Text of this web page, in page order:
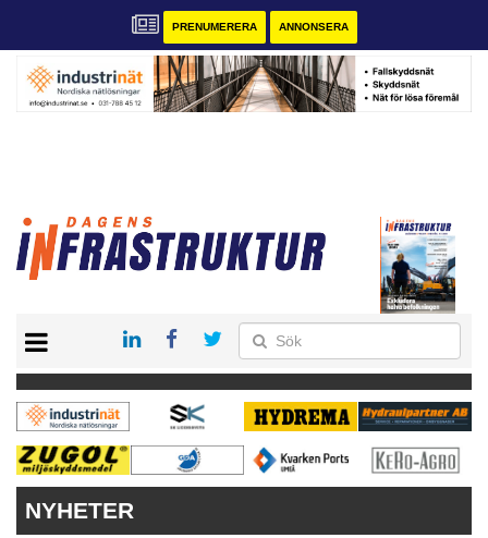
PRENUMERERA ANNONSERA
KONTAKT
VÅRA ANDRA MAGASIN
PRENUMERERA
ANNONSERA
NYHETER